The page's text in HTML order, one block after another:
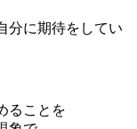
分に期待をしてい
ることを